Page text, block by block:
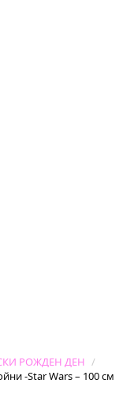
РОЖДЕН ДЕН
-Star Wars – 100 см